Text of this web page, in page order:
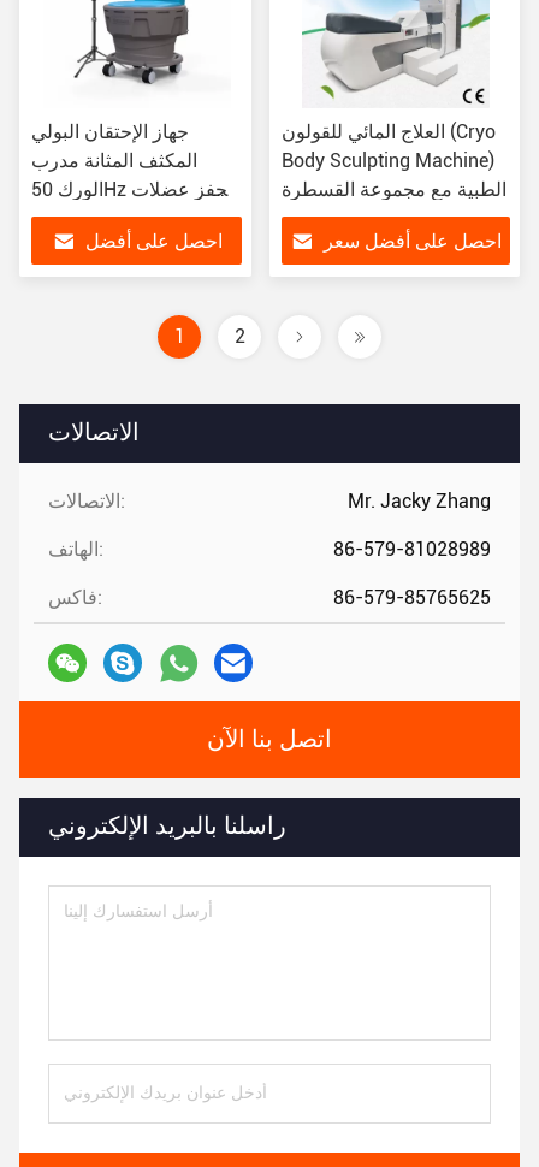
الاتصالات
الاتصالات: Mr. Jacky Zhang
الهاتف: 86-579-81028989
فاكس: 86-579-85765625
اتصل بنا الآن
راسلنا بالبريد الإلكتروني
جهاز الإحتقان البولي
المكثف المثانة مدرب
الورك 50Hz محفز عضلات
المهبل
احصل على أفضل
العلاج المائي للقولون (Cryo
Body Sculpting Machine)
الطبية مع مجموعة القسطرة
احصل على أفضل سعر
1 2